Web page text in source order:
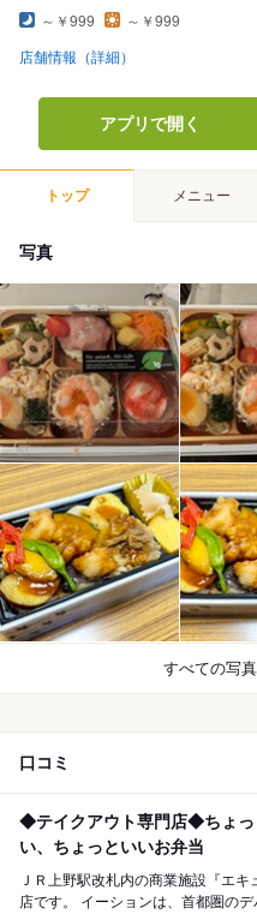
～￥999 ～￥999
店舗情報（詳細）
アプリで開く
トップ メニュー
写真
すべての写
口コミ
◆テイクアウト専門店◆ちょっ
い、ちょっといいお弁当
ＪＲ上野駅改札内の商業施設『エ
店です。 イーションは、首都圏のデパ地下や駅ナカを中心にちょっとオ